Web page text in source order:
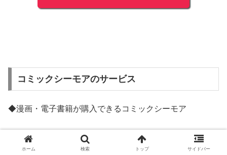
コミックシーモアのサービス
◆漫画・電子書籍が購入できるコミックシーモア
◆毎日無料で漫画が読める毎日無料シーモア
ホーム 検索 トップ サイドバー